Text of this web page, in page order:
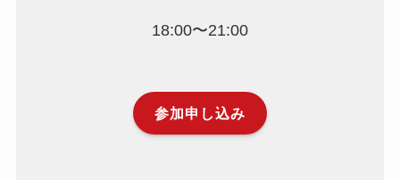
18:00〜21:00
参加申し込み